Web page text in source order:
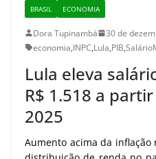
BRASIL ECONOMIA
Dora Tupinambá 30 de
economia,INPC,Lula,PIB,
Lula eleva
R$ 1.518 a
2025
Aumento acima da inflação